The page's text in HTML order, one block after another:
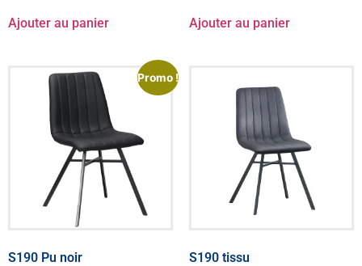
Ajouter au panier Ajouter au panier
Promo !
S190 Pu noir S190 tissu